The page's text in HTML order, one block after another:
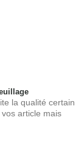
la qualité certain
article mais